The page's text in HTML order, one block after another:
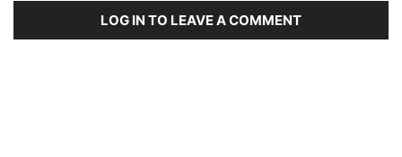
LOG IN TO LEAVE A COMMENT